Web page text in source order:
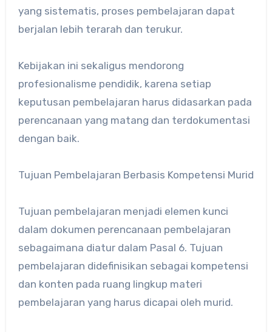
yang sistematis, proses pembelajaran dapat
berjalan lebih terarah dan terukur.
Kebijakan ini sekaligus mendorong
profesionalisme pendidik, karena setiap
keputusan pembelajaran harus didasarkan pada
perencanaan yang matang dan terdokumentasi
dengan baik.
Tujuan Pembelajaran Berbasis Kompetensi Murid
Tujuan pembelajaran menjadi elemen kunci
dalam dokumen perencanaan pembelajaran
sebagaimana diatur dalam Pasal 6. Tujuan
pembelajaran didefinisikan sebagai kompetensi
dan konten pada ruang lingkup materi
pembelajaran yang harus dicapai oleh murid.